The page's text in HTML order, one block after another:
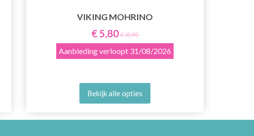
VIKING MOHRINO
€ 5,80€ 8,95
Aanbieding verloopt 31/08/2026
Bekijk alle opties